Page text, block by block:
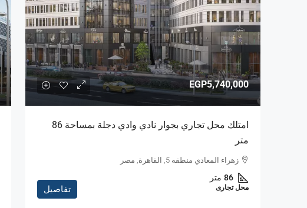
EGP5,740,000
امتلك محل تجاري بجوار نادي وادي دجلة بمساحة 86
متر
زهراء المعادي منطقه 5, القاهرة, مصر
86 متر
محل تجارى تفاصيل